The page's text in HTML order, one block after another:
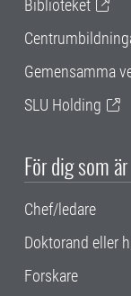
Biblioteket
Gemensamma
SLU Holding
För dig som är
Chef/ledare
Doktorand eller
Forskare